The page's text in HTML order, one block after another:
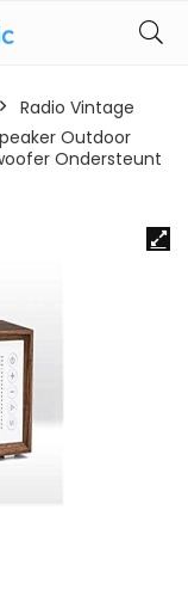
Radio Vintage
Outdoor
Ondersteunt